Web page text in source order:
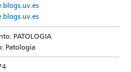
PATOLOGIA
Patología